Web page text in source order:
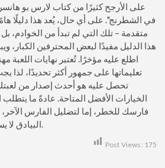
على الأرجح كثيرًا من كتاب لارس بو
في الشطرنج". على أي حال، يُعد هذا دليلًا
متقدمة – تلك التي لم تبدأ من الخوادم،
هذا الدليل مفيدًا لبعض المحترفين الكبار،
اطلع عليه مؤخرًا. تُعتبر نهايات
تعليماتها على جمهور أكثر تحديدًا، لذا
تحصل عليه هو أحدث إصدار من
الخيارات الأفضل المتاحة. عادةً ما يتطلب
فارسك للخطر، إما لتضليل الفارس
البيادق لا يستطيع خصمك التعامل معه.
Post Views: 175